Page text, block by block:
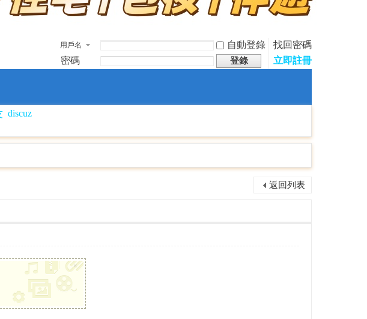
用戶名 自動登錄
找回密碼
密碼
登錄 立即註冊
discuz
返回列表
×